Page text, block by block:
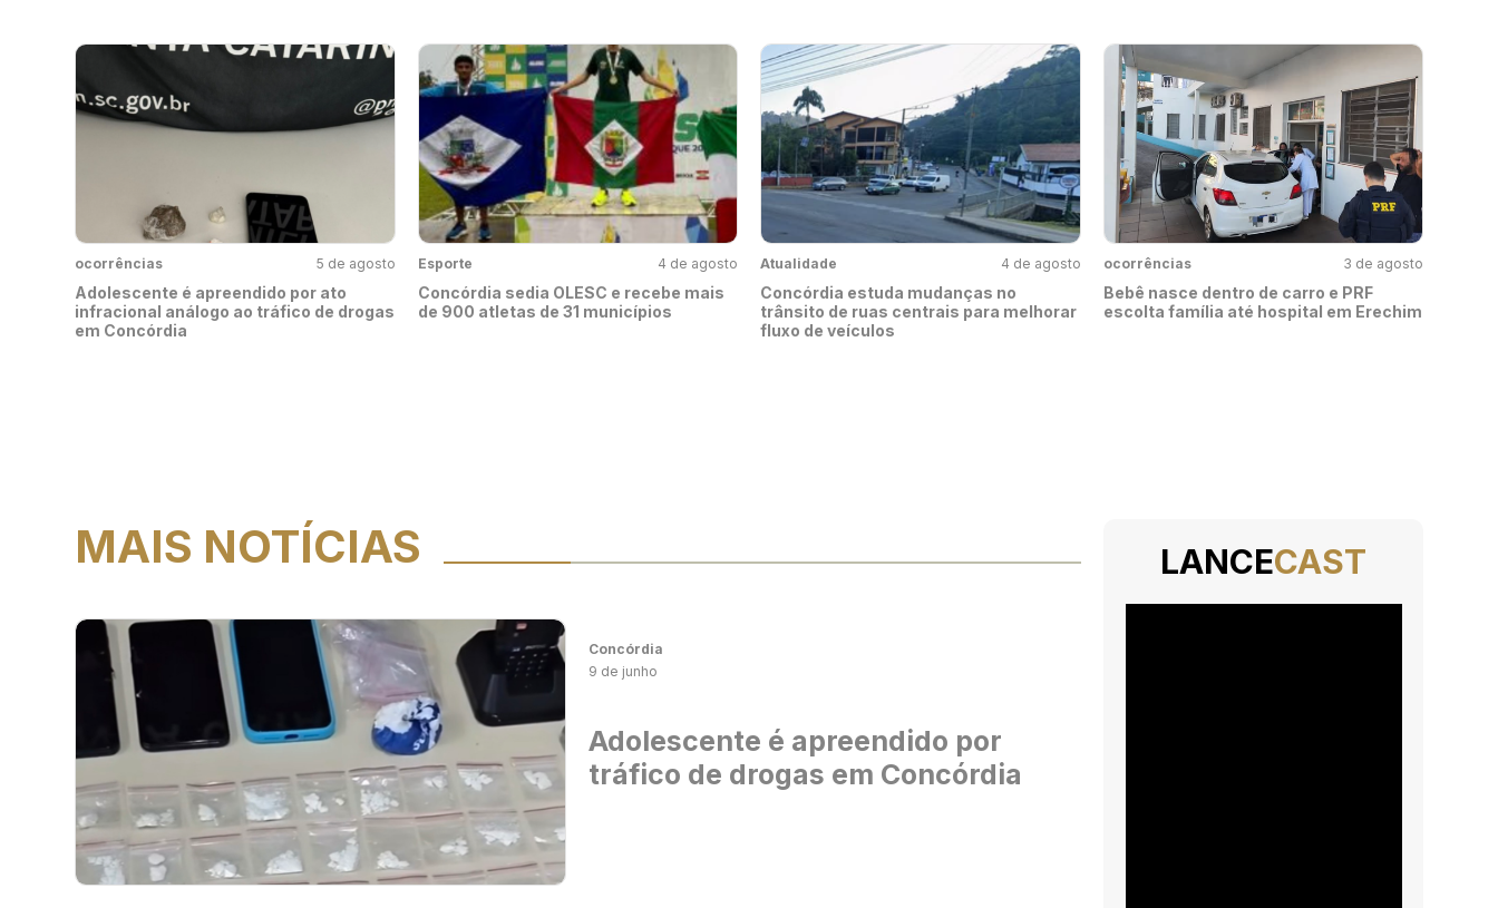
ocorrências 5 de agosto
Adolescente é apreendido por ato
infracional análogo ao tráfico de drogas
em Concórdia
Esporte 4 de agosto
Concórdia sedia OLESC e recebe mais
de 900 atletas de 31 municípios
Atualidade 4 de agosto
Concórdia estuda mudanças no
trânsito de ruas centrais para melhorar
fluxo de veículos
ocorrências 3 de agosto
Bebê nasce dentro de carro e PRF
escolta família até hospital em Erechim
MAIS NOTÍCIAS
Concórdia
9 de junho
Adolescente é apreendido por
tráfico de drogas em Concórdia
LANCECAST